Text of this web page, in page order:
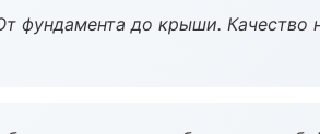
фундамента до крыши. Качество